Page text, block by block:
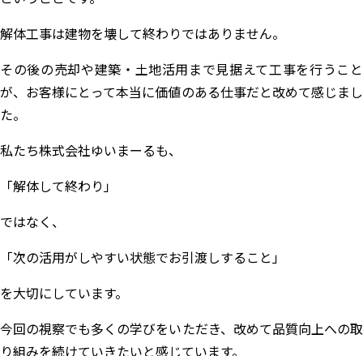
解体工事は建物を壊して終わりではありません。
その後の売却や建築・土地活用まで見据えて工事を行うこと
が、お客様にとって本当に価値のある仕事だと改めて感じまし
た。
私たち株式会社ゆいまーるも、
「解体して終わり」
ではなく、
「次の活用がしやすい状態でお引渡しすること」
を大切にしています。
今回の視察でも多くの学びをいただき、改めて品質向上への取
り組みを続けていきたいと感じています。